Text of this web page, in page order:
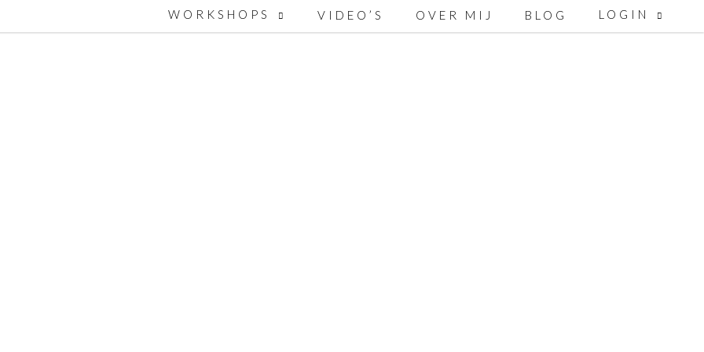
WORKSHOPS VIDEO’S OVER MIJ BLOG LOGIN